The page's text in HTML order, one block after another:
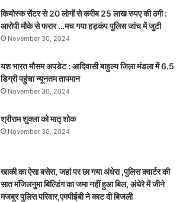
कियोस्क सेंटर से 20 लोगों से करीब 25 लाख रुपए की ठगी :
आरोपी मौके से फरार …मच गया हड़कंप पुलिस जांच में जुटी
November 30, 2024
यश भारत मौसम अपडेट : आदिवासी बाहुल्य जिला मंडला में 6.5
डिग्री पहुंचा न्यूनतम तापमान
November 30, 2024
श्रीराम शुक्ला को मातृ शोक
November 30, 2024
खाकी का ऐसा बसेरा, जहां पर छा गया अंधेरा ,पुलिस क्वार्टर की
सात मंजिलनुमा बिल्डिंग का जमा नहीं हुआ बिल, अंधेरे में जीने
मजबूर पुलिस परिवार,एमपीईबी ने काट दी बिजली